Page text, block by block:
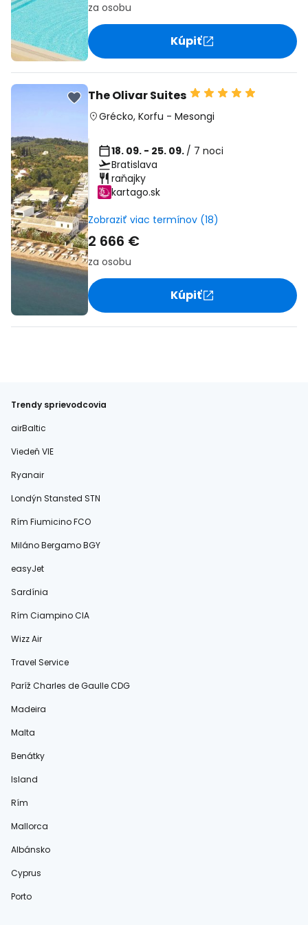
za osobu
Kúpiť
The Olivar Suites
Grécko, Korfu - Mesongi
18. 09. - 25. 09. / 7 noci
Bratislava
raňajky
kartago.sk
Zobraziť viac termínov (18)
2 666 €
za osobu
Kúpiť
Trendy sprievodcovia
airBaltic
Viedeň VIE
Ryanair
Londýn Stansted STN
Rím Fiumicino FCO
Miláno Bergamo BGY
easyJet
Sardínia
Rím Ciampino CIA
Wizz Air
Travel Service
Paríž Charles de Gaulle CDG
Madeira
Malta
Benátky
Island
Rím
Mallorca
Albánsko
Cyprus
Porto